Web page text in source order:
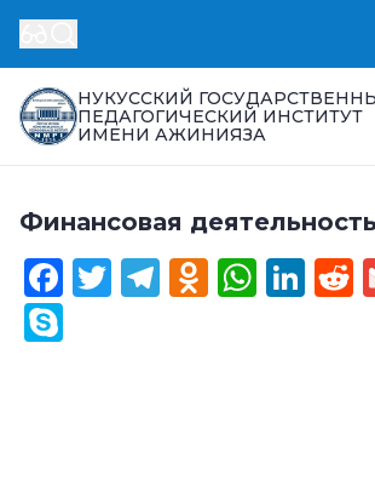
НУКУССКИЙ
ПЕДАГОГИЧЕСКИЙ ИНСТИТУТ
ИМЕНИ АЖИНИЯЗА
Финансовая
Facebook
Twitter
Telegram